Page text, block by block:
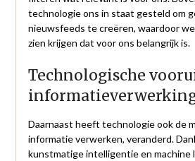
technologie ons in staat gesteld om
nieuwsfeeds te creëren, waardoor
zien krijgen dat voor ons belangrijk is.
Technologische
Daarnaast heeft technologie ook de
informatie verwerken, veranderd.
kunstmatige intelligentie en machine